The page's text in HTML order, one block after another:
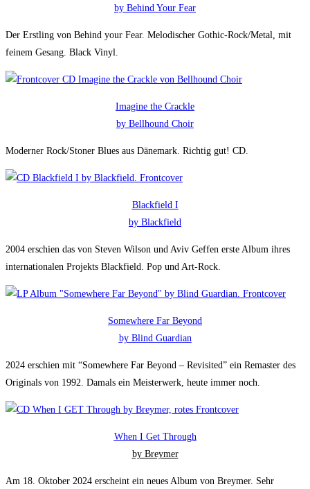
by Behind Your Fear
Der Erstling von Behind your Fear. Melodischer Gothic-Rock/Metal, mit
feinem Gesang. Black Vinyl.
Imagine the Crackle
by Bellhound Choir
Moderner Rock/Stoner Blues aus Dänemark. Richtig gut! CD.
Blackfield I
by Blackfield
2004 erschien das von Steven Wilson und Aviv Geffen erste Album ihres
internationalen Projekts Blackfield. Pop und Art-Rock.
Somewhere Far Beyond
by Blind Guardian
2024 erschien mit “Somewhere Far Beyond – Revisited” ein Remaster des
Originals von 1992. Damals ein Meisterwerk, heute immer noch.
When I Get Through
by Breymer
Am 18. Oktober 2024 erscheint ein neues Album von Breymer. Sehr